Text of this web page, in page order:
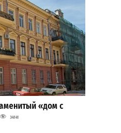
«дом с
34141